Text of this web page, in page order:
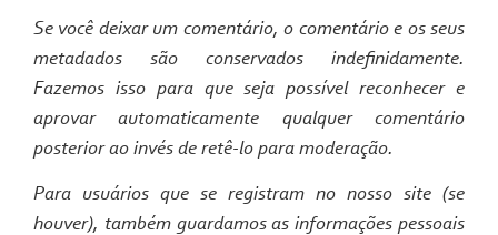
Se você deixar um comentário, o comentário e os seus
metadados são conservados indefinidamente.
Fazemos isso para que seja possível reconhecer e
aprovar automaticamente qualquer comentário
posterior ao invés de retê-lo para moderação.
Para usuários que se registram no nosso site (se
houver), também guardamos as informações pessoais